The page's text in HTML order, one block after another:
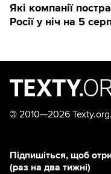
Які компанії
Росії у ніч на 5
© 2010—2026
Підпишіться, щоб
(раз на два тижні)